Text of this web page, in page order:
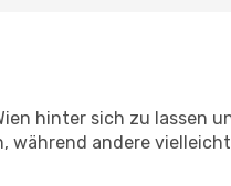
hinter sich zu lassen
während andere